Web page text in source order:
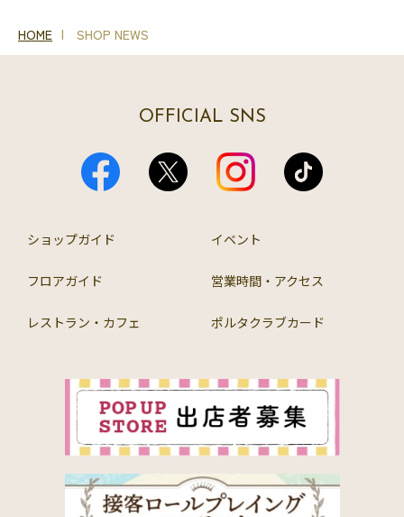
HOME SHOP NEWS
OFFICIAL SNS
ショップガイド イベント
フロアガイド 営業時間・アクセス
レストラン・カフェ ポルタクラブカード